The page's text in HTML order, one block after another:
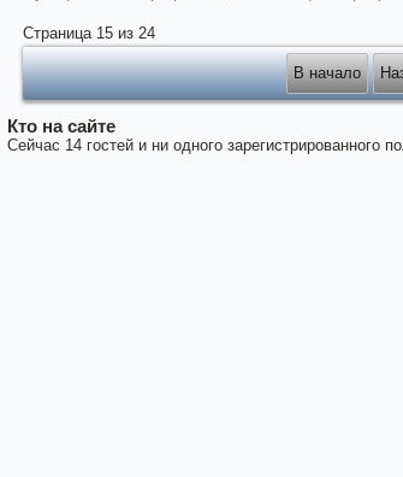
Страница 15 из 24
В начало
Кто на сайте
Сейчас 14 гостей и ни одного зарегистрированного